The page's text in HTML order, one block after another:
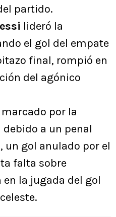
partido.
lideró la
el gol del empate
final, rompió en
del agónico
por la
a un penal
un gol anulado por el
falta sobre
en la jugada del gol